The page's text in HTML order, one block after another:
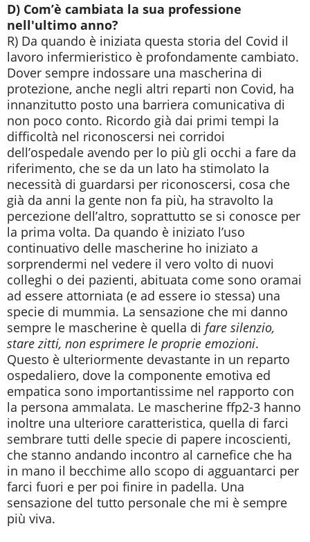
D) Com’è cambiata la sua professione
nell'ultimo anno?
R) Da quando è iniziata questa storia del Covid il
lavoro infermieristico è profondamente cambiato.
Dover sempre indossare una mascherina di
protezione, anche negli altri reparti non Covid, ha
innanzitutto posto una barriera comunicativa di
non poco conto. Ricordo già dai primi tempi la
difficoltà nel riconoscersi nei corridoi
dell’ospedale avendo per lo più gli occhi a fare da
riferimento, che se da un lato ha stimolato la
necessità di guardarsi per riconoscersi, cosa che
già da anni la gente non fa più, ha stravolto la
percezione dell’altro, soprattutto se si conosce per
la prima volta. Da quando è iniziato l’uso
continuativo delle mascherine ho iniziato a
sorprendermi nel vedere il vero volto di nuovi
colleghi o dei pazienti, abituata come sono oramai
ad essere attorniata (e ad essere io stessa) una
specie di mummia. La sensazione che mi danno
sempre le mascherine è quella di fare silenzio,
stare zitti, non esprimere le proprie emozioni.
Questo è ulteriormente devastante in un reparto
ospedaliero, dove la componente emotiva ed
empatica sono importantissime nel rapporto con
la persona ammalata. Le mascherine ffp2-3 hanno
inoltre una ulteriore caratteristica, quella di farci
sembrare tutti delle specie di papere incoscienti,
che stanno andando incontro al carnefice che ha
in mano il becchime allo scopo di agguantarci per
farci fuori e per poi finire in padella. Una
sensazione del tutto personale che mi è sempre
più viva.